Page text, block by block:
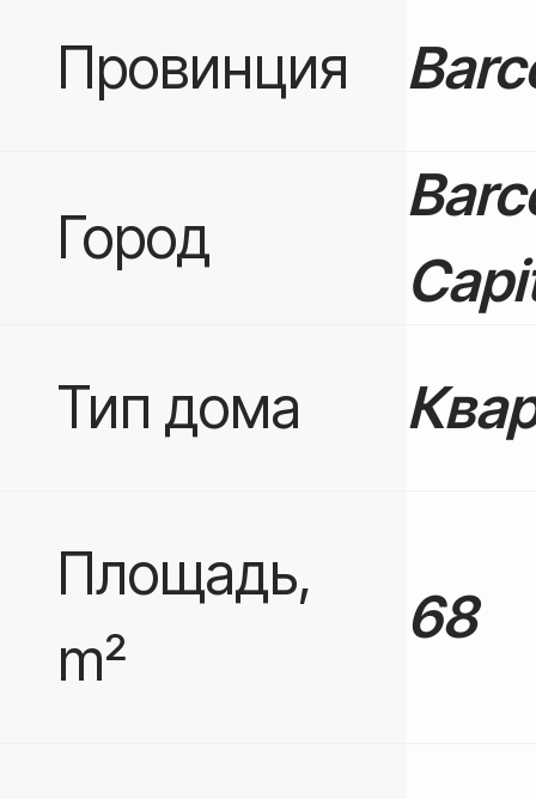
Провинция
Город
Тип дома
Площадь,
m²
68